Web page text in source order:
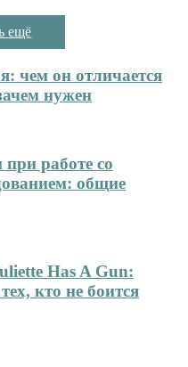
ещё
чем он отличается
нужен
при работе со
общие
Has A Gun:
кто не боится